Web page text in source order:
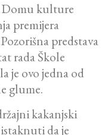
Domu kulture
premijera
predstava
rada Škole
je ovo jedna od
glume.
kakanjski
da je